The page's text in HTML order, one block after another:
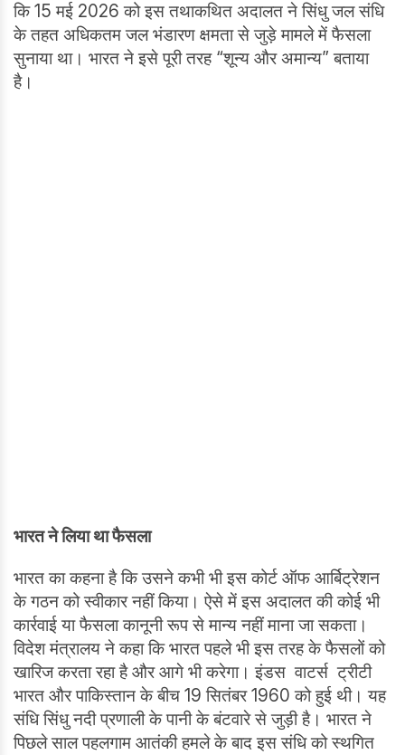
कि 15 मई 2026 को इस तथाकथित अदालत ने सिंधु जल संधि
के तहत अधिकतम जल भंडारण क्षमता से जुड़े मामले में फैसला
सुनाया था। भारत ने इसे पूरी तरह “शून्य और अमान्य” बताया
है।
भारत ने लिया था फैसला
भारत का कहना है कि उसने कभी भी इस कोर्ट ऑफ आर्बिट्रेशन
के गठन को स्वीकार नहीं किया। ऐसे में इस अदालत की कोई भी
कार्रवाई या फैसला कानूनी रूप से मान्य नहीं माना जा सकता।
विदेश मंत्रालय ने कहा कि भारत पहले भी इस तरह के फैसलों को
खारिज करता रहा है और आगे भी करेगा। इंडस वाटर्स ट्रीटी
भारत और पाकिस्तान के बीच 19 सितंबर 1960 को हुई थी। यह
संधि सिंधु नदी प्रणाली के पानी के बंटवारे से जुड़ी है। भारत ने
पिछले साल पहलगाम आतंकी हमले के बाद इस संधि को स्थगित